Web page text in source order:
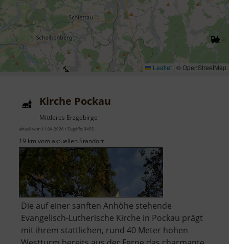
Leaflet | © OpenStreetMap
Kirche Pockau
Mittleres Erzgebirge
aktuell vom 11.04.2026 / Zugriffe: 3455
19 km vom aktuellen Standort
Die auf einer sanften Anhöhe stehende
Evangelisch-Lutherische Kirche in Pockau prägt
mit ihrem stattlichen, rund 40 Meter hohen